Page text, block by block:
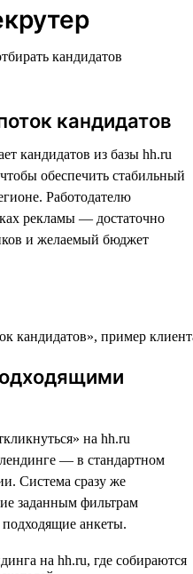
кандидатов
кандидатов
кандидатов из базы hh.ru
обеспечить стабильный
Работодателю
рекламы — достаточно
и желаемый бюджет
на hh.ru
лендинге — в стандартном
Система сразу же
заданным фильтрам
подходящие анкеты.